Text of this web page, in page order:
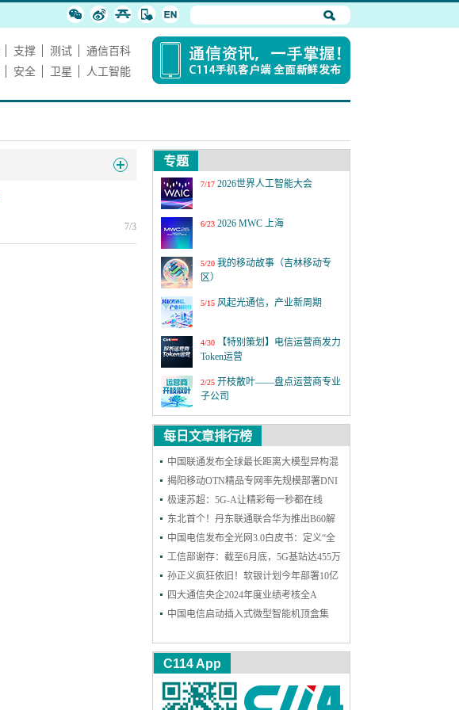
支撑 测试
通信百科
安全 卫星 人工智能
7/3
专题
7/17 2026世界人工智能大会
6/23 2026 MWC 上海
5/20 我的移动故事（吉林移动专
区）
5/15 风起光通信，产业新周期
4/30
【特别策划】电信运营商发力
Token运营
2/25 开枝散叶——盘点运营商专业
子公司
MWC26世界移动通信大会
12/18 第四届6G前沿技术与趋势论
坛
11/19 激情全运 移起AI：5G-A全民
看全运 粤近粤精彩
11/18 上海铁塔十一周年：善建不
拔十一载，锐意进取向未来
9/24 2025年中国国际信息通信展览
会
9/9 第二十六届中国国际光电博览
每日文章排行榜
中国联通发布全球最长距离大模型异构混
训成果
揭阳移动OTN精品专网率先规模部署DNI
保护，实现高可靠能力再升级
极速苏超：5G-A让精彩每一秒都在线
东北首个！丹东联通联合华为推出B60解
决方案，一站式护航企业网络和安防
中国电信发布全光网3.0白皮书：定义“全
光智联”，2030年能力基本达成
工信部谢存：截至6月底，5G基站达455万
个 5G用户达11.18亿户
孙正义疯狂依旧！软银计划今年部署10亿
个AI智能体
四大通信央企2024年度业绩考核全A
中国电信启动插入式微型智能机顶盒集
C114 App